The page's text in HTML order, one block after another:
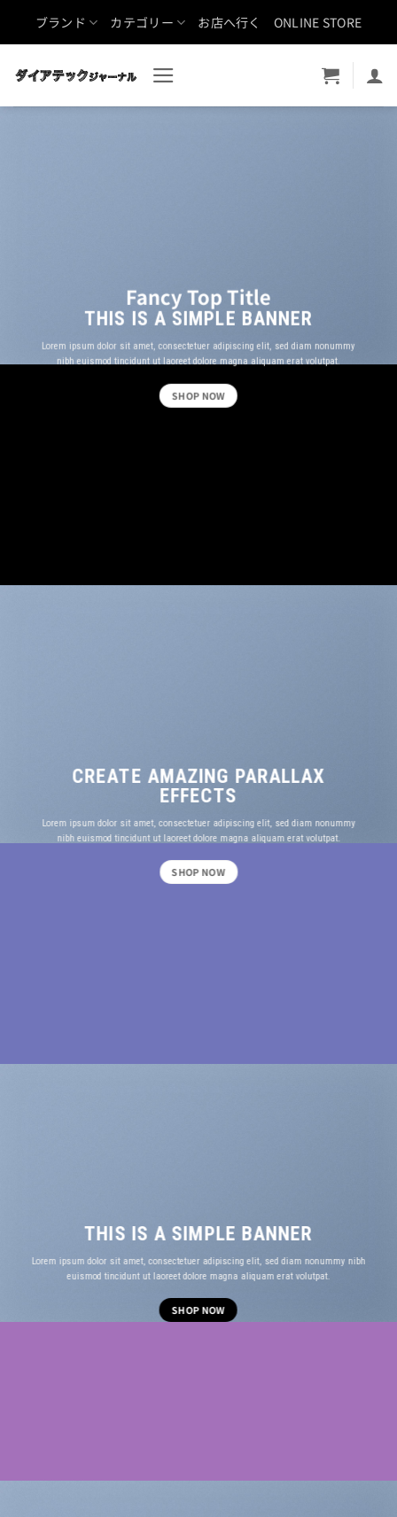
ブランド カテゴリー お店へ行く ONLINE STORE
Fancy Top Title
THIS IS A SIMPLE BANNER
Lorem ipsum dolor sit amet, consectetuer adipiscing elit, sed diam nonummy
nibh euismod tincidunt ut laoreet dolore magna aliquam erat volutpat.
SHOP NOW
CREATE AMAZING PARALLAX
EFFECTS
Lorem ipsum dolor sit amet, consectetuer adipiscing elit, sed diam nonummy
nibh euismod tincidunt ut laoreet dolore magna aliquam erat volutpat.
SHOP NOW
THIS IS A SIMPLE BANNER
Lorem ipsum dolor sit amet, consectetuer adipiscing elit, sed diam nonummy nibh
euismod tincidunt ut laoreet dolore magna aliquam erat volutpat.
SHOP NOW